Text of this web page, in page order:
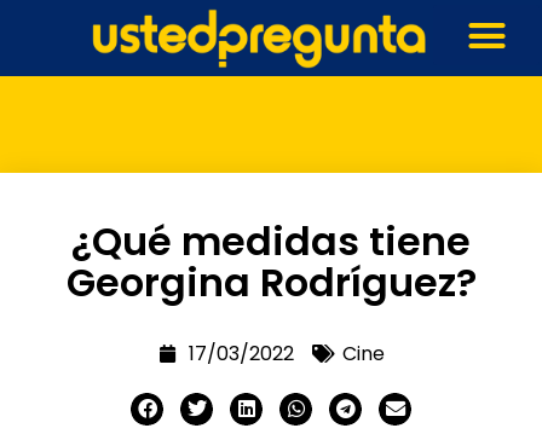
¿Qué medidas tiene
Georgina Rodríguez?
17/03/2022 Cine